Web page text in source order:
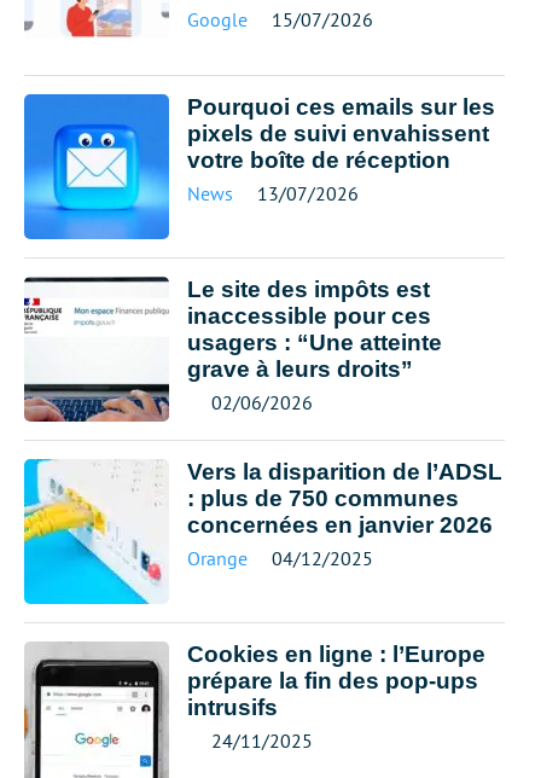
Google 15/07/2026
Pourquoi ces emails sur les
pixels de suivi envahissent
votre boîte de réception
News 13/07/2026
Le site des impôts est
inaccessible pour ces
usagers : “Une atteinte
grave à leurs droits”
02/06/2026
Vers la disparition de l’ADSL
: plus de 750 communes
concernées en janvier 2026
Orange 04/12/2025
Cookies en ligne : l’Europe
prépare la fin des pop-ups
intrusifs
24/11/2025